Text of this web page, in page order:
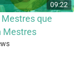
09:22
Mestres que
Mestres